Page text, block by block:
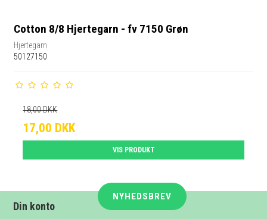
Cotton 8/8 Hjertegarn - fv 7150 Grøn
Hjertegarn
50127150
18,00 DKK
17,00 DKK
VIS PRODUKT
Din konto
NYHEDSBREV